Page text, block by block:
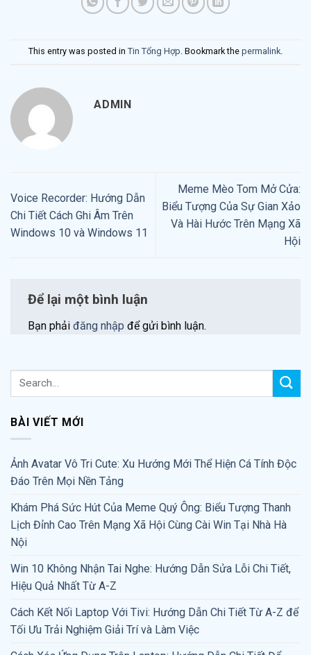
This entry was posted in Tin Tổng Hợp. Bookmark the permalink.
ADMIN
Voice Recorder: Hướng Dẫn
Chi Tiết Cách Ghi Âm Trên
Windows 10 và Windows 11
Meme Mèo Tom Mở Cửa:
Biểu Tượng Của Sự Gian Xảo
Và Hài Hước Trên Mạng Xã
Hội
Để lại một bình luận
Bạn phải đăng nhập để gửi bình luận.
BÀI VIẾT MỚI
Ảnh Avatar Vô Tri Cute: Xu Hướng Mới Thể Hiện Cá Tính Độc
Đáo Trên Mọi Nền Tảng
Khám Phá Sức Hút Của Meme Quý Ông: Biểu Tượng Thanh
Lịch Đỉnh Cao Trên Mạng Xã Hội Cùng Cài Win Tại Nhà Hà
Nội
Win 10 Không Nhận Tai Nghe: Hướng Dẫn Sửa Lỗi Chi Tiết,
Hiệu Quả Nhất Từ A-Z
Cách Kết Nối Laptop Với Tivi: Hướng Dẫn Chi Tiết Từ A-Z để
Tối Ưu Trải Nghiệm Giải Trí và Làm Việc